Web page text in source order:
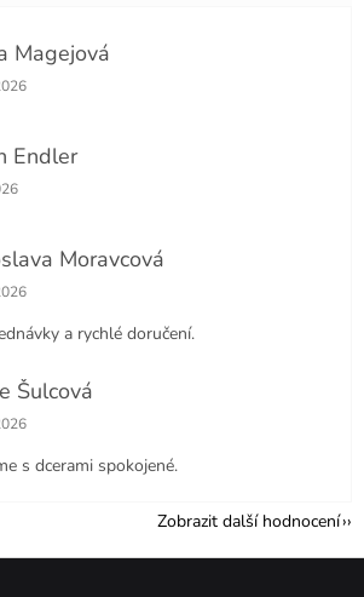
Magejová
obchodu je 5 z 5 hvězdiček.
Endler
obchodu je 5 z 5 hvězdiček.
Moravcová
obchodu je 5 z 5 hvězdiček.
a rychlé doručení.
Šulcová
obchodu je 5 z 5 hvězdiček.
s dcerami spokojené.
Zobrazit další hodnocení